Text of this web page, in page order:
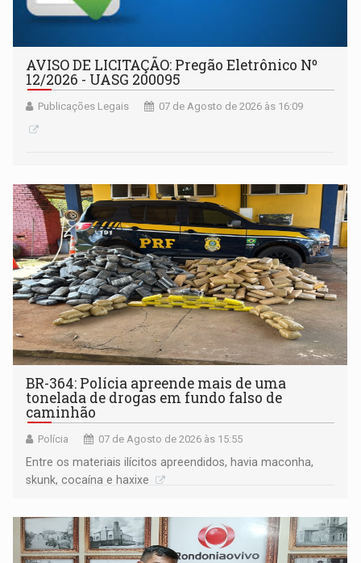
AVISO DE LICITAÇÃO: Pregão Eletrônico Nº
12/2026 - UASG 200095
Publicações Legais 07 de Agosto de 2026 às 16:09
BR-364: Polícia apreende mais de uma
tonelada de drogas em fundo falso de
caminhão
Polícia 07 de Agosto de 2026 às 15:55
Entre os materiais ilícitos apreendidos, havia maconha,
skunk, cocaína e haxixe